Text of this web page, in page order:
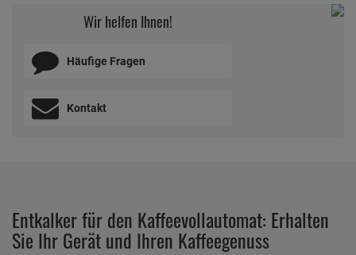
Wir helfen Ihnen!
Häufige Fragen
Kontakt
Entkalker für den Kaffeevollautomat: Erhalten
Sie Ihr Gerät und Ihren Kaffeegenuss